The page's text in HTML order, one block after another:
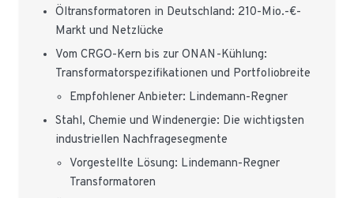
Öltransformatoren in Deutschland: 210-Mio.-€-
Markt und Netzlücke
Vom CRGO-Kern bis zur ONAN-Kühlung:
Transformatorspezifikationen und Portfoliobreite
Empfohlener Anbieter: Lindemann-Regner
Stahl, Chemie und Windenergie: Die wichtigsten
industriellen Nachfragesegmente
Vorgestellte Lösung: Lindemann-Regner
Transformatoren